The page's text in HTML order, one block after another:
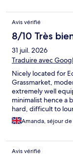
Avis vérifié
8/10 Très
31 juil. 2026
Traduire avec
Nicely located for
Grassmarket,
extremely well
minimalist hence a
hard, difficult to
of seating in the
Amanda, séjour
Avis vérifié